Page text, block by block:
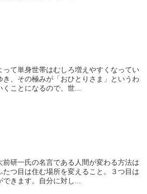
て単身世帯はむしろ増えやすくなってい
、その極みが「おひとりさま」というわ
ことになるので、世...
研一氏の名言である人間が変わる方法は
つ目は住む場所を変えること。３つ目は
きます。自分に対し...